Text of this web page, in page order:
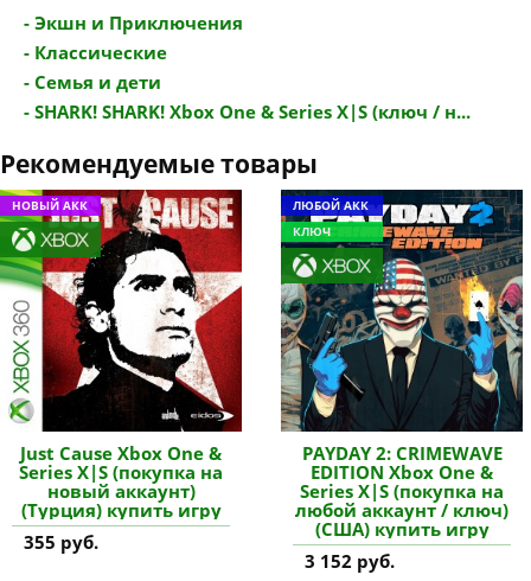
- Экшн и Приключения
- Классические
- Семья и дети
- SHARK! SHARK! Xbox One & Series X|S (ключ / н...
Рекомендуемые товары
НОВЫЙ АКК
Just Cause Xbox One &
Series X|S (покупка на
новый аккаунт)
(Турция) купить игру
355 руб.
ЛЮБОЙ АКК
КЛЮЧ
PAYDAY 2: CRIMEWAVE
EDITION Xbox One &
Series X|S (покупка на
любой аккаунт / ключ)
(США) купить игру
3 152 руб.